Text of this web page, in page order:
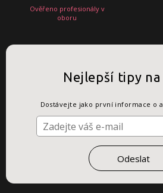
Ověřeno profesionály v
oboru
Nejlepší tipy
Dostávejte jako první informace o